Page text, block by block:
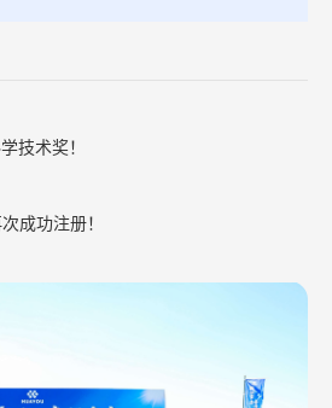
技术奖！
成功注册！